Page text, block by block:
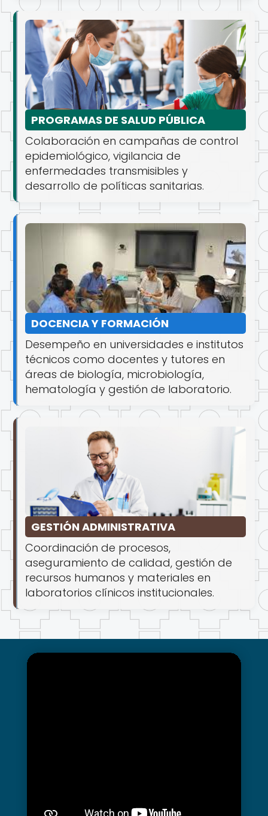
PROGRAMAS DE SALUD PÚBLICA
Colaboración en campañas de control
epidemiológico, vigilancia de
enfermedades transmisibles y
desarrollo de políticas sanitarias.
DOCENCIA Y FORMACIÓN
Desempeño en universidades e institutos
técnicos como docentes y tutores en
áreas de biología, microbiología,
hematología y gestión de laboratorio.
GESTIÓN ADMINISTRATIVA
Coordinación de procesos,
aseguramiento de calidad, gestión de
recursos humanos y materiales en
laboratorios clínicos institucionales.